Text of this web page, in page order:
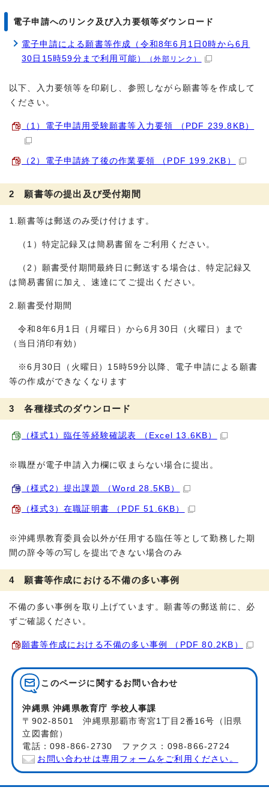
電子申請へのリンク及び入力要領等ダウンロード
電子申請による願書等作成（令和8年6月1日0時から6月
30日15時59分まで利用可能）
（外部リンク）
以下、入力要領等を印刷し、参照しながら願書等を作成して
ください。
（1）電子申請用受験願書等入力要領 （PDF 239.8KB）
（2）電子申請終了後の作業要領 （PDF 199.2KB）
2 願書等の提出及び受付期間
1.願書等は郵送のみ受け付けます。
（1）特定記録又は簡易書留をご利用ください。
（2）願書受付期間最終日に郵送する場合は、特定記録又
は簡易書留に加え、速達にてご提出ください。
2.願書受付期間
令和8年6月1日（月曜日）から6月30日（火曜日）まで
（当日消印有効）
※6月30日（火曜日）15時59分以降、電子申請による願書
等の作成ができなくなります
3 各種様式のダウンロード
（様式1）臨任等経験確認表 （Excel 13.6KB）
※職歴が電子申請入力欄に収まらない場合に提出。
（様式2）提出課題 （Word 28.5KB）
（様式3）在職証明書 （PDF 51.6KB）
※沖縄県教育委員会以外が任用する臨任等として勤務した期
間の辞令等の写しを提出できない場合のみ
4 願書等作成における不備の多い事例
不備の多い事例を取り上げています。願書等の郵送前に、必
ずご確認ください。
願書等作成における不備の多い事例 （PDF 80.2KB）
このページに関する お問い合わせ
沖縄県 沖縄県教育庁 学校人事課
〒902-8501 沖縄県那覇市寄宮1丁目2番16号（旧県
立図書館）
電話：098-866-2730 ファクス：098-866-2724
お問い合わせは専用フォームをご利用ください。